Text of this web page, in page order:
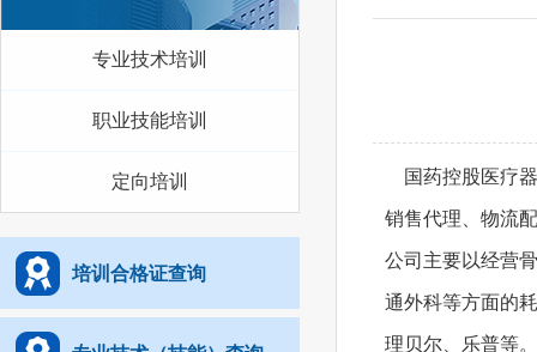
专业技术培训
职业技能培训
定向培训
培训合格证查询
国药控股医疗器
销售代理、物流
公司主要以经营
通外科等方面的
理贝尔、乐普等